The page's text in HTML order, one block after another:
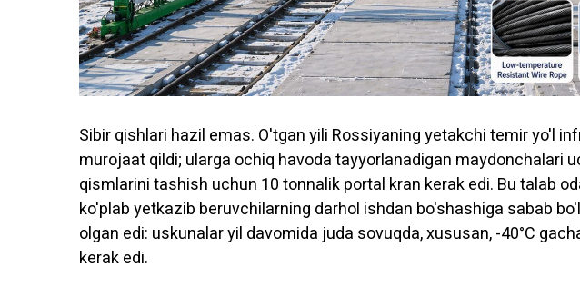
Sibir qishlari hazil emas. O'tgan yili Rossiyaning yetakchi temir yo'l
murojaat qildi; ularga ochiq havoda tayyorlanadigan maydonchalari
qismlarini tashish uchun 10 tonnalik portal kran kerak edi. Bu talab
ko'plab yetkazib beruvchilarning darhol ishdan bo'shashiga sabab
olgan edi: uskunalar yil davomida juda sovuqda, xususan, -40°C
kerak edi.